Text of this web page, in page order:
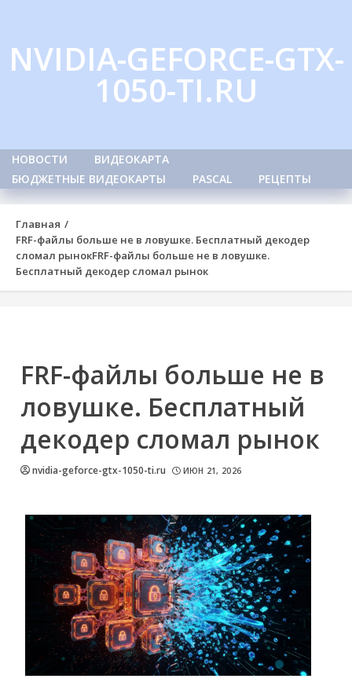
content
NVIDIA-GEFORCE-GTX-
1050-TI.RU
НОВОСТИ
ВИДЕОКАРТА
БЮДЖЕТНЫЕ ВИДЕОКАРТЫ
PASCAL РЕЦЕПТЫ
Главная
FRF-файлы больше не в ловушке. Бесплатный декодер
сломал рынокFRF-файлы больше не в ловушке.
Бесплатный декодер сломал рынок
FRF-файлы больше не в
ловушке. Бесплатный
декодер сломал рынок
nvidia-geforce-gtx-1050-ti.ru ИЮН 21, 2026